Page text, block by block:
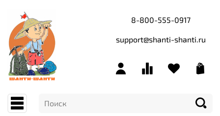
8-800-555-0917
support@shanti-shanti.ru